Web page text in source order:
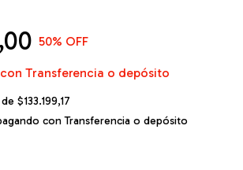
50% OFF
con Transferencia o depósito
$133.199,17
con Transferencia o depósito